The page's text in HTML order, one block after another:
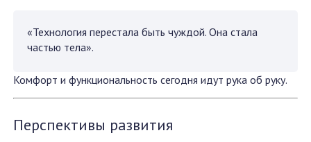
«Технология перестала быть чуждой. Она стала
частью тела».
Комфорт и функциональность сегодня идут рука об руку.
Перспективы развития